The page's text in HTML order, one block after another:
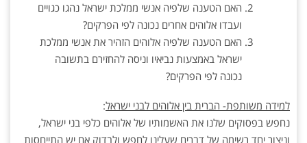
האם הטענה שלפיה אנשי ממלכת ישראל נהגו כגויים
ועבדו אלוהים אחרים נכונה לפי הפרקים?
האם הטענה שלפיה אלוהים הזהיר את אנשי ממלכת
ישראל באמצעות נביאיו וניסה להחזירם בתשובה
נכונה לפי הפרקים?
למידה משותפת- הברית בין אלוהים לבני ישראל:
נחפש בפסוקים שלנו את האשמותיו של אלוהים כלפי בני ישראל,
וניצור יחד רשימה של דברים שעלינו לחפש ולבדוק אם יש התייחסות